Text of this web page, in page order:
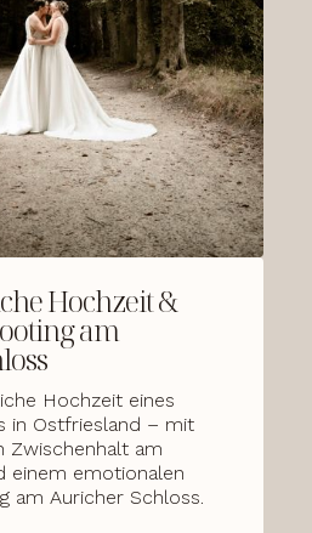
Hochzeit &
am
Hochzeit eines
in Ostfriesland – mit
Zwischenhalt am
einem emotionalen
am Auricher Schloss.